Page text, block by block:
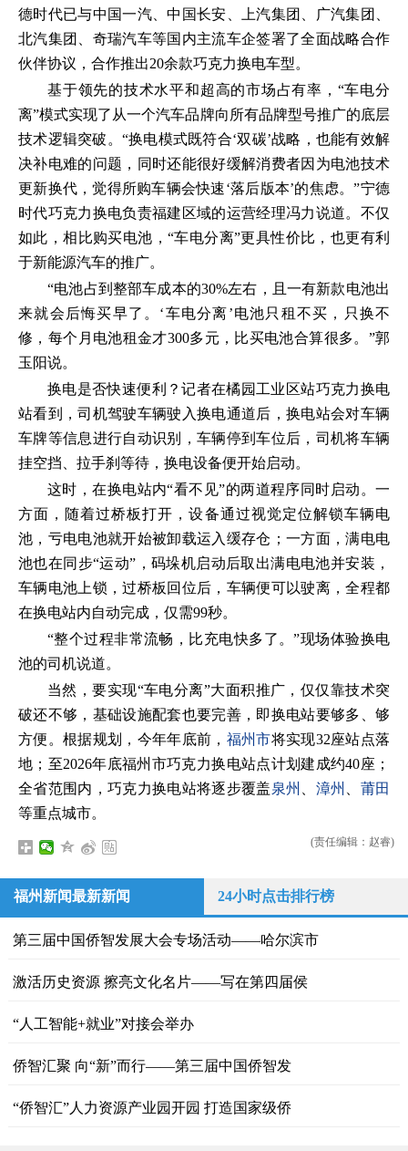
德时代已与中国一汽、中国长安、上汽集团、广汽集团、
北汽集团、奇瑞汽车等国内主流车企签署了全面战略合作
伙伴协议，合作推出20余款巧克力换电车型。
基于领先的技术水平和超高的市场占有率，“车电分
离”模式实现了从一个汽车品牌向所有品牌型号推广的底层
技术逻辑突破。“换电模式既符合‘双碳’战略，也能有效解
决补电难的问题，同时还能很好缓解消费者因为电池技术
更新换代，觉得所购车辆会快速‘落后版本’的焦虑。”宁德
时代巧克力换电负责福建区域的运营经理冯力说道。不仅
如此，相比购买电池，“车电分离”更具性价比，也更有利
于新能源汽车的推广。
“电池占到整部车成本的30%左右，且一有新款电池出
来就会后悔买早了。‘车电分离’电池只租不买，只换不
修，每个月电池租金才300多元，比买电池合算很多。”郭
玉阳说。
换电是否快速便利？记者在橘园工业区站巧克力换电
站看到，司机驾驶车辆驶入换电通道后，换电站会对车辆
车牌等信息进行自动识别，车辆停到车位后，司机将车辆
挂空挡、拉手刹等待，换电设备便开始启动。
这时，在换电站内“看不见”的两道程序同时启动。一
方面，随着过桥板打开，设备通过视觉定位解锁车辆电
池，亏电电池就开始被卸载运入缓存仓；一方面，满电电
池也在同步“运动”，码垛机启动后取出满电电池并安装，
车辆电池上锁，过桥板回位后，车辆便可以驶离，全程都
在换电站内自动完成，仅需99秒。
“整个过程非常流畅，比充电快多了。”现场体验换电
池的司机说道。
当然，要实现“车电分离”大面积推广，仅仅靠技术突
破还不够，基础设施配套也要完善，即换电站要够多、够
方便。根据规划，今年年底前， 福州市将实现32座站点落
地；至2026年底福州市巧克力换电站点计划建成约40座；
全省范围内，巧克力换电站将逐步覆盖泉州 漳州
莆田
等重点城市。
(责任编辑：赵睿)
福州新闻最新新闻 24小时点击排行榜
第三届中国侨智发展大会专场活动——哈尔滨市
激活历史资源 擦亮文化名片——写在第四届侯
“人工智能+就业”对接会举办
侨智汇聚 向“新”而行——第三届中国侨智发
“侨智汇”人力资源产业园开园 打造国家级侨